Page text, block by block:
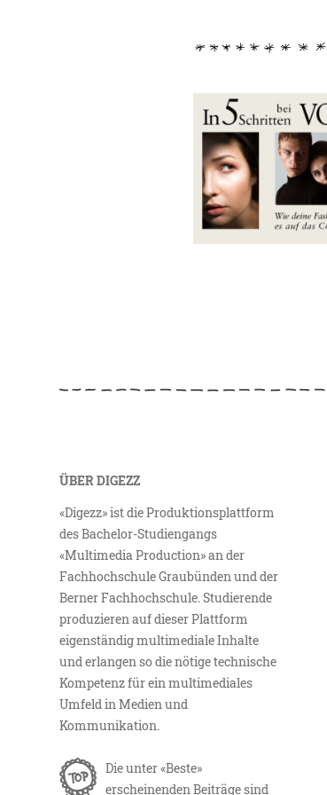
ÜBER DIGEZZ
«Digezz» ist die Produktionsplattform
des Bachelor-Studiengangs
«Multimedia Production» an der
Fachhochschule Graubünden und der
Berner Fachhochschule. Studierende
produzieren auf dieser Plattform
eigenständig multimediale Inhalte
und erlangen so die nötige technische
Kompetenz für ein multimediales
Umfeld in Medien und
Kommunikation.
Die unter «Beste»
erscheinenden Beiträge sind